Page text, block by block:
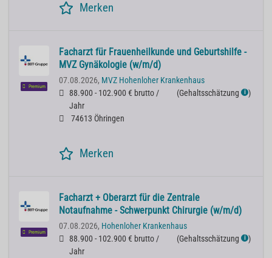
Merken
Premium
Facharzt für Frauenheilkunde und Geburtshilfe -
MVZ Gynäkologie (w/m/d)
07.08.2026, MVZ Hohenloher Krankenhaus
88.900 - 102.900 € brutto /
Jahr
(Gehaltsschätzung ℹ )
74613 Öhringen
Merken
Premium
Facharzt + Oberarzt für die Zentrale
Notaufnahme - Schwerpunkt Chirurgie (w/m/d)
07.08.2026, Hohenloher Krankenhaus
88.900 - 102.900 € brutto /
Jahr
(Gehaltsschätzung ℹ )